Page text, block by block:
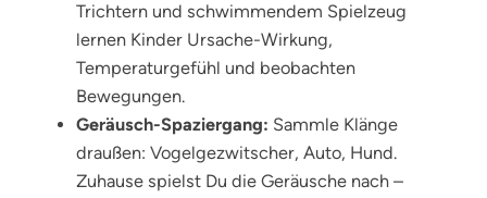
Trichtern und schwimmendem Spielzeug
lernen Kinder Ursache-Wirkung,
Temperaturgefühl und beobachten
Bewegungen.
Geräusch-Spaziergang: Sammle Klänge
draußen: Vogelgezwitscher, Auto, Hund.
Zuhause spielst Du die Geräusche nach –